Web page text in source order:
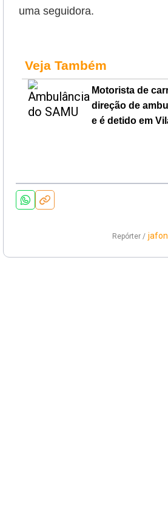
uma seguidora.
Veja Também
Motorista de
direção de
e é detido em
Repórter /